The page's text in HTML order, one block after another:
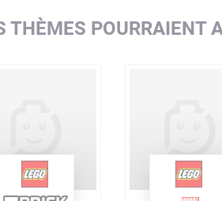
THÈMES POURRAIENT